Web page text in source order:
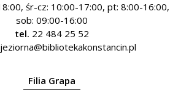
śr-cz: 10:00-17:00, pt: 8:00-16:00,
sob: 09:00-16:00
tel. 22 484 25 52
jeziorna@bibliotekakonstancin.pl
Filia Grapa